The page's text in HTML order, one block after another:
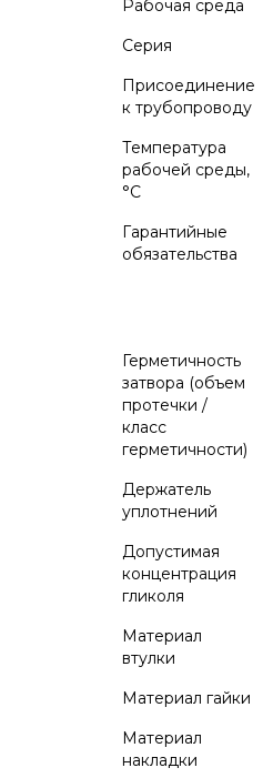
Рабочая среда
Серия
Присоединение
к трубопроводу
Температура
рабочей среды,
°С
Гарантийные
обязательства
Герметичность
затвора (объем
протечки /
класс
герметичности)
Держатель
уплотнений
Допустимая
концентрация
гликоля
Материал
втулки
Материал гайки
Материал
накладки